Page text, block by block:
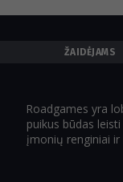
ŽAIDĖJAMS
Roadgames yra
puikus būdas
įmonių renginiai